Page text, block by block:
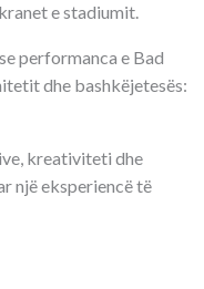
e stadiumit.
performanca e Bad
dhe bashkëjetesës:
kreativiteti dhe
një eksperiencë të